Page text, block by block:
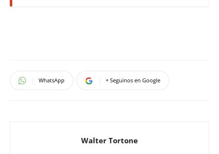
WhatsApp + Seguinos en Google
Walter Tortone